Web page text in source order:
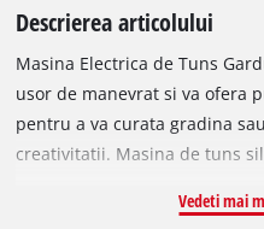
Descrierea articolului
Masina Electrica de Tuns
usor de manevrat si va ofera
pentru a va curata gradina
creativitatii. Masina de tuns
usor si sigur de utilizat.
Vedeti mai